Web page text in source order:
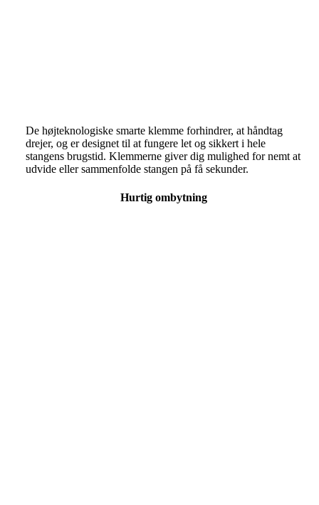
De højteknologiske smarte klemme forhindrer, at håndtag
drejer, og er designet til at fungere let og sikkert i hele
stangens brugstid. Klemmerne giver dig mulighed for nemt at
udvide eller sammenfolde stangen på få sekunder.
Hurtig ombytning